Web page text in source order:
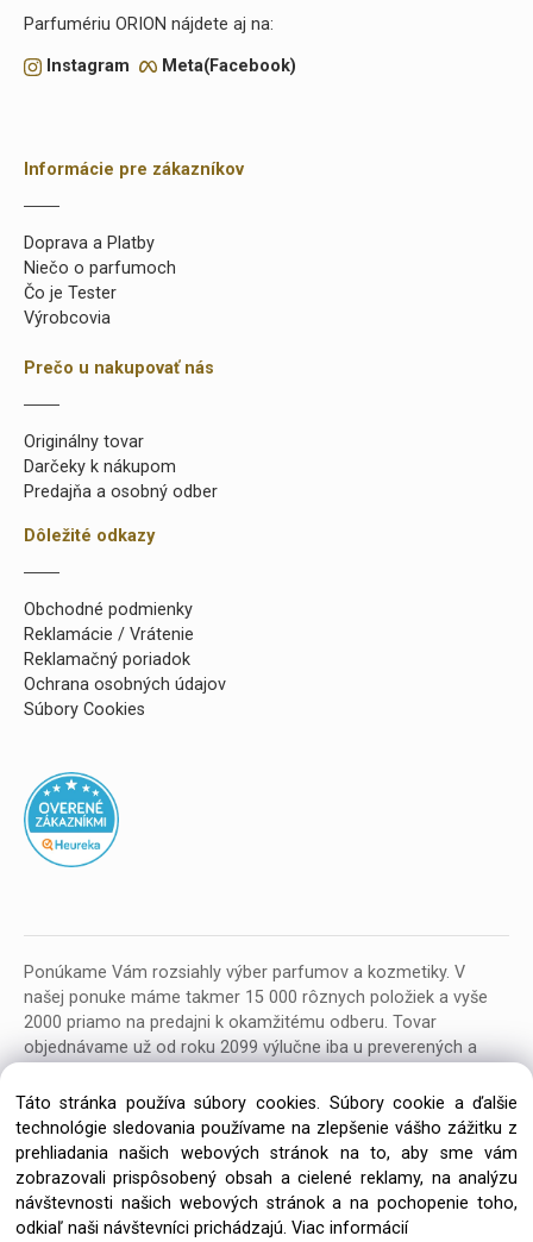
Parfumériu ORION nájdete aj na:
Instagram Meta(Facebook)
Informácie pre zákazníkov
Doprava a Platby
Niečo o parfumoch
Čo je Tester
Výrobcovia
Prečo u nakupovať nás
Originálny tovar
Darčeky k nákupom
Predajňa a osobný odber
Dôležité odkazy
Obchodné podmienky
Reklamácie / Vrátenie
Reklamačný poriadok
Ochrana osobných údajov
Súbory Cookies
Ponúkame Vám rozsiahly výber parfumov a kozmetiky. V
našej ponuke máme takmer 15 000 rôznych položiek a vyše
2000 priamo na predajni k okamžitému odberu. Tovar
objednávame už od roku 2099 výlučne iba u preverených a
Copyright © 2026 Parfumeria ORION, All rights reserved
Táto stránka používa súbory cookies. Súbory cookie a ďalšie
technológie sledovania používame na zlepšenie vášho zážitku z
prehliadania našich webových stránok na to, aby sme vám
zobrazovali prispôsobený obsah a cielené reklamy, na analýzu
návštevnosti našich webových stránok a na pochopenie toho,
odkiaľ naši návštevníci prichádzajú. Viac informácií